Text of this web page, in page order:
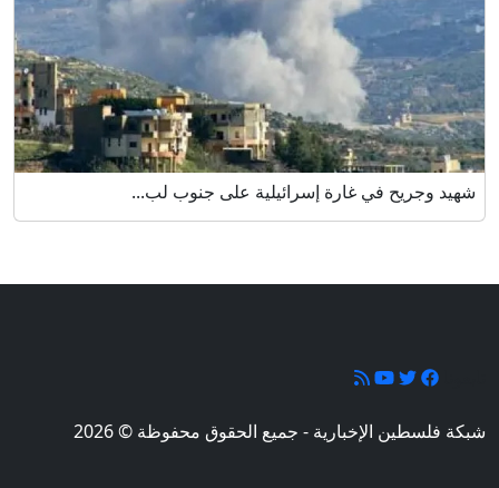
شهيد وجريح في غارة إسرائيلية على جنوب لب...
شبكة فلسطين الإخبارية - جميع الحقوق محفوظة © 2026